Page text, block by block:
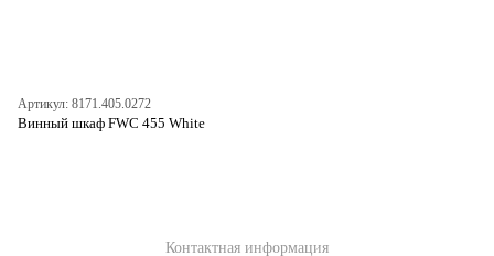
Артикул: 8171.405.0272
Винный шкаф FWC 455 White
Контактная информация